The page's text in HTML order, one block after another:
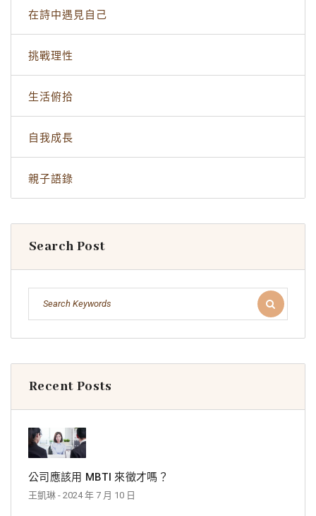
在詩中遇見自己
挑戰理性
生活俯拾
自我成長
親子語錄
Search Post
Recent Posts
公司應該用 MBTI 來徵才嗎？
王凱琳 - 2024 年 7 月 10 日